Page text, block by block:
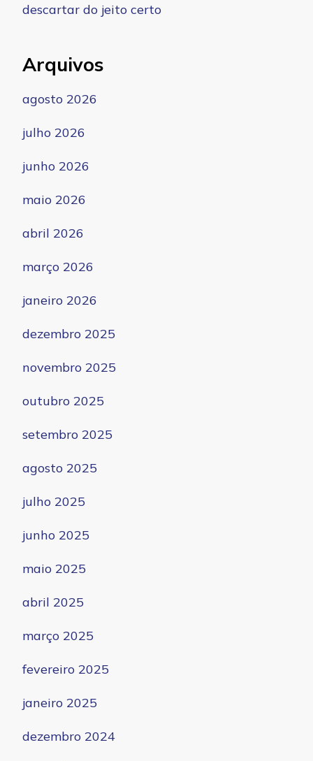
descartar do jeito certo
Arquivos
agosto 2026
julho 2026
junho 2026
maio 2026
abril 2026
março 2026
janeiro 2026
dezembro 2025
novembro 2025
outubro 2025
setembro 2025
agosto 2025
julho 2025
junho 2025
maio 2025
abril 2025
março 2025
fevereiro 2025
janeiro 2025
dezembro 2024